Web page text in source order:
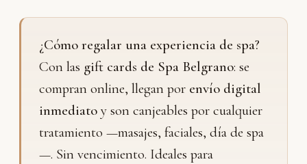
¿Cómo regalar una experiencia de spa?
Con las gift cards de Spa Belgrano: se
compran online, llegan por envío digital
inmediatoy son canjeables por cualquier
tratamiento —masajes, faciales, día de spa
—. Sin vencimiento. Ideales para